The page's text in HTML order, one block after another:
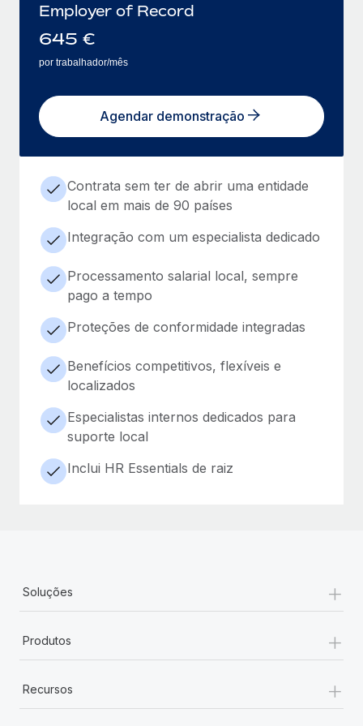
Employer of Record
645 €
por trabalhador/mês
Agendar demonstração
Contrata sem ter de abrir uma entidade
local em mais de 90 países
Integração com um especialista dedicado
Processamento salarial local, sempre
pago a tempo
Proteções de conformidade integradas
Benefícios competitivos, flexíveis e
localizados
Especialistas internos dedicados para
suporte local
Inclui HR Essentials de raiz
Soluções +
Produtos +
Recursos
+